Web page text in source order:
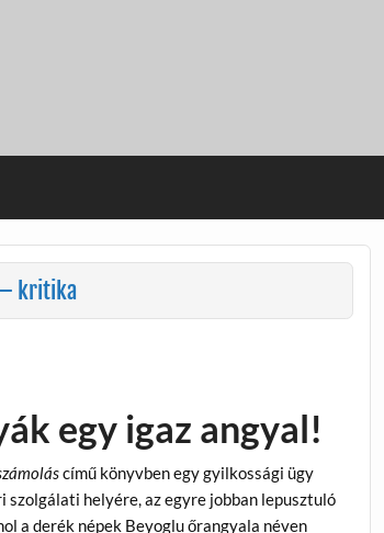
– kritika
egy igaz angyal!
című könyvben egy gyilkossági ügy
helyére, az egyre jobban lepusztuló
a derék népek Beyoglu őrangyala néven